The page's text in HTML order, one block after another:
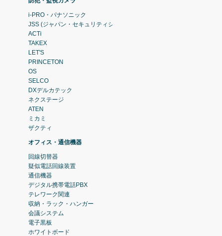
i-PRO・パナソニック
JSS (ジャパン・セキュリティシステム)
ACTi
TAKEX
LET'S
PRINCETON
OS
SELCO
DXデルカテック
ネクステージ
ATEN
ミカミ
ザクティ
オフィス・通信機器
回線切替器
疑似電話回線装置
通信機器
デジタル携帯電話PBX
テレワーク関連
収納・ラック・ハンガー
会議システム
電子黒板
ホワイトボード